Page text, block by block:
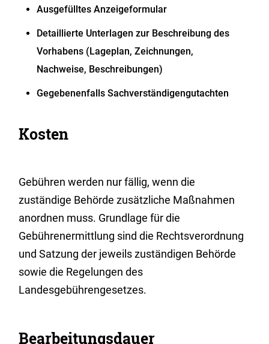
Ausgefülltes Anzeigeformular
Detaillierte Unterlagen zur Beschreibung des
Vorhabens (Lageplan, Zeichnungen,
Nachweise, Beschreibungen)
Gegebenenfalls Sachverständigengutachten
Kosten
Gebühren werden nur fällig, wenn die
zuständige Behörde zusätzliche Maßnahmen
anordnen muss. Grundlage für die
Gebührenermittlung sind die Rechtsverordnung
und Satzung der jeweils zuständigen Behörde
sowie die Regelungen des
Landesgebührengesetzes.
Bearbeitungsdauer